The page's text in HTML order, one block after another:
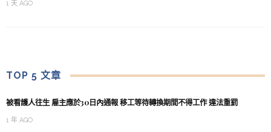
1 天 AGO
TOP 5 文章
被看護人往生 雇主應於30日內通報 移工等待轉換期間不得工作 違法重罰
1 年 AGO